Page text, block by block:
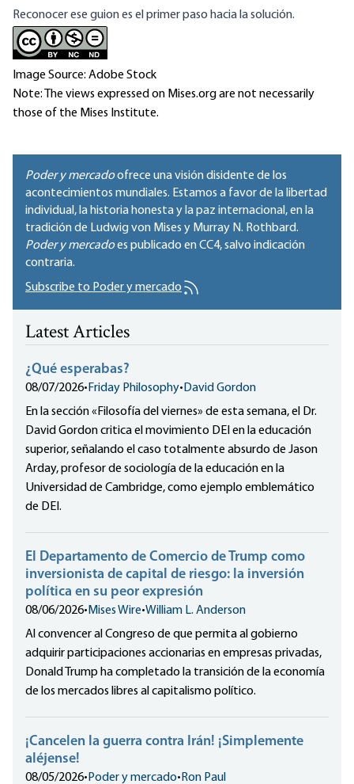
Reconocer ese guion es el primer paso hacia la solución.
Image Source: Adobe Stock
Note: The views expressed on Mises.org are not necessarily
those of the Mises Institute.
Poder y mercadoofrece una visión disidente de los
acontecimientos mundiales. Estamos a favor de la libertad
individual, la historia honesta y la paz internacional, en la
tradición de Ludwig von Mises y Murray N. Rothbard.
Poder y mercadoes publicado enCC4, salvo indicación
contraria.
Subscribe to Poder y mercado
Latest Articles
¿Qué esperabas?
08/07/2026• Friday Philosophy• David Gordon
En la sección «Filosofía del viernes» de esta semana, el Dr.
David Gordon critica el movimiento DEI en la educación
superior, señalando el caso totalmente absurdo de Jason
Arday, profesor de sociología de la educación en la
Universidad de Cambridge, como ejemplo emblemático
de DEI.
El Departamento de Comercio de Trump como
inversionista de capital de riesgo: la inversión
política en su peor expresión
08/06/2026• Mises Wire•William L. Anderson
Al convencer al Congreso de que permita al gobierno
adquirir participaciones accionarias en empresas privadas,
Donald Trump ha completado la transición de la economía
de los mercados libres al capitalismo político.
¡Cancelen la guerra contra Irán! ¡Simplemente
aléjense!
08/05/2026• Poder y mercado• Ron Paul